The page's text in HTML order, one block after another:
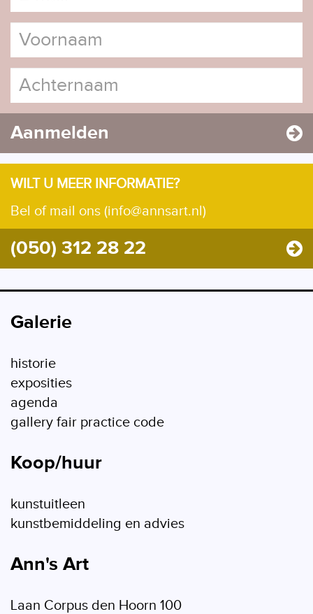
Aanmelden
WILT U MEER INFORMATIE?
Bel of mail ons (info@annsart.nl)
(050) 312 28 22
Galerie
historie
exposities
agenda
gallery fair practice code
Koop/huur
kunstuitleen
kunstbemiddeling en advies
Ann's Art
Laan Corpus den Hoorn 100